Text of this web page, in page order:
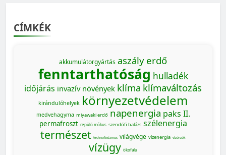
CÍMKÉK
akkumulátorgyártás aszály erdő
fenntarthatóság hulladék
időjárás invazív növények klíma klímaváltozás
kirándulóhelyek környezetvédelem
medvehagyma miyawaki erdő napenergia paks II.
permafroszt repülő mókus szendőfi balázs szélenergia
természet technofasizmus világvége vízenergia vízőrzők
vízügy ökofalu
MAGYARORSZÁG SZÁMOKBAN